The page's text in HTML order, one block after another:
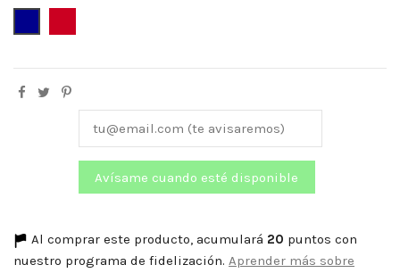
Al comprar este producto, acumulará 20 puntos con
nuestro programa de fidelización. Aprender más sobre